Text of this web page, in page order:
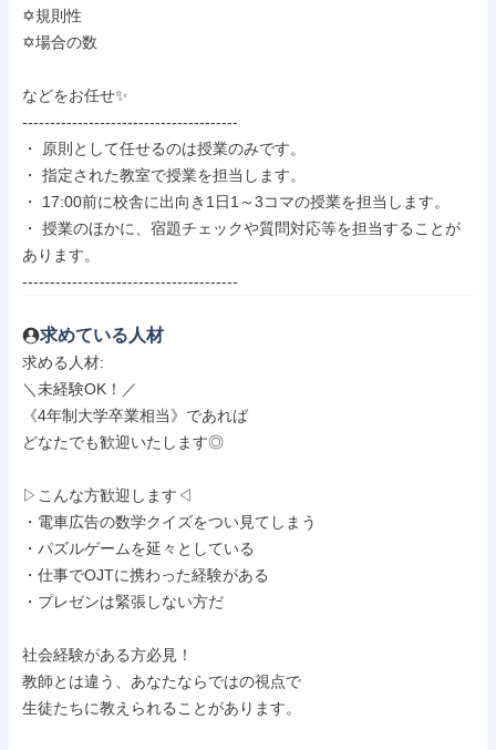
✡️規則性
✡️場合の数
などをお任せ✨
---------------------------------------
・ 原則として任せるのは授業のみです。
・ 指定された教室で授業を担当します。
・ 17:00前に校舎に出向き1日1～3コマの授業を担当します。
・ 授業のほかに、宿題チェックや質問対応等を担当することが
あります。
---------------------------------------
求めている人材
求める人材:
＼未経験OK！／
《4年制大学卒業相当》であれば
どなたでも歓迎いたします◎
▷こんな方歓迎します◁
・電車広告の数学クイズをつい見てしまう
・パズルゲームを延々としている
・仕事でOJTに携わった経験がある
・プレゼンは緊張しない方だ
社会経験がある方必見！
教師とは違う、あなたならではの視点で
生徒たちに教えられることがあります。